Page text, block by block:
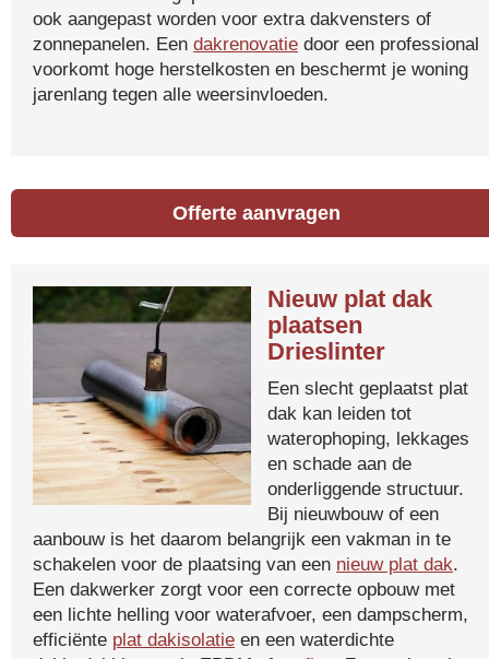
ook aangepast worden voor extra dakvensters of
zonnepanelen. Een dakrenovatie door een professional
voorkomt hoge herstelkosten en beschermt je woning
jarenlang tegen alle weersinvloeden.
Offerte aanvragen
Nieuw plat dak
plaatsen
Drieslinter
Een slecht geplaatst plat
dak kan leiden tot
waterophoping, lekkages
en schade aan de
onderliggende structuur.
Bij nieuwbouw of een
aanbouw is het daarom belangrijk een vakman in te
schakelen voor de plaatsing van een nieuw plat dak.
Een dakwerker zorgt voor een correcte opbouw met
een lichte helling voor waterafvoer, een dampscherm,
efficiënte plat dakisolatie en een waterdichte